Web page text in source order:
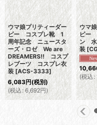
ウマ娘プリティーダー
ビー コスプレ靴 1
周年記念 ニュースタ
ーズ・ロゼ We are
DREAMERS!! コスプ
レブーツ コスプレ衣
装 [ACS-3333]
6,083円(税別)
(税込 : 6,692円)
ウマ
ビー
ン 水
装 [
(税込: